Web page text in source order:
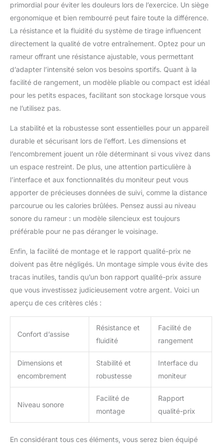
une longueur de 162 cm,
ce rameur DMASUN est
conçu pour accueillir des
utilisateurs mesurant
jusqu'à 195 cm. Grâce
aux roues de transport
intégrées à l'avant, il se
déplace facilement d'une
pièce à l'autre sans
effort. Lorsque vous
verticalement pour
économiser de l'espace,
se glissant aisément
dans un coin ou contre
un mur. Une solution
rangement pratique et
peu encombrant dans
les espaces restreints.
✅【INSTALLATION
RAPIDE ET UTILISATION
SIMPLIFIÉE】Avec 75 %
préassemblés, le rameur
DMASUN est prêt à être
utilisé en moins de 30
votre entraînement
rapidement. Grâce à un
manuel détaillé et des
outils inclus, tout
utilisateur, même novice,
facilement et sans
difficulté. ✅【SERVICE
CLIENT ET GARANTIE
FIABLE】DMASUN se
distingue par son
pouvez ainsi suivre vos
progrès, vous fixer des
objectifs et participer à des
programmes d'entraînement
motivation et vos performances.
smartphone et votre iPad dans
le support pour profiter de
vidéos ou de musique tout en
utilisant le rameur.
【Assemblage et rangement
faciles】: Nous avons simplifié
domestique ; la plupart des
l'assembler en 20 minutes.
encombrement, le rameur
économise 70 % d'espace de
rangement lorsqu'il est rangé à
la verticale. Équipé de roulettes
pour un déplacement sans
l'installer dans votre espace
souci】: Nous garantissons à
nos clients un remplacement
des composants pendant 12
mois. N'hésitez pas à nous
contacter pour toute question
CONTACTEZ-NOUS :
Amazon > Retrouvez vos
commandes > Cliquez sur le
vendeur > Cliquez sur « Poser
une question ».
pendant l'aviron. La pédale antidérapante élargie soutient
fermement chaque pas, et le coussin ergonomique et moelleux
vous assure un confort optimal même après une longue
applications comme Kinomap et FS. Ces technologies
intelligentes vous offrent des possibilités d'entraînement
interactives directement chez vous. Suivez vos progrès en
temps réel et améliorez votre expérience d'entraînement grâce
à des séances virtuelles interactives, des compétitions et des
défis personnalisés. Dripex s'engage à fournir à ses clients
offrons une-garantie d'un an et une politique de retour
inconditionnelle. Si vous avez des questions, n'hésitez pas à
nous contacter. Notre équipe dédiée au service clientèle est
primordial pour éviter les douleurs lors de l’exercice. Un siège
ergonomique et bien rembourré peut faire toute la différence.
La résistance et la fluidité du système de tirage influencent
directement la qualité de votre entraînement. Optez pour un
rameur offrant une résistance ajustable, vous permettant
d’adapter l’intensité selon vos besoins sportifs. Quant à la
facilité de rangement, un modèle pliable ou compact est idéal
pour les petits espaces, facilitant son stockage lorsque vous
ne l’utilisez pas.
La stabilité et la robustesse sont essentielles pour un appareil
durable et sécurisant lors de l’effort. Les dimensions et
l’encombrement jouent un rôle déterminant si vous vivez dans
un espace restreint. De plus, une attention particulière à
l’interface et aux fonctionnalités du moniteur peut vous
apporter de précieuses données de suivi, comme la distance
parcourue ou les calories brûlées. Pensez aussi au niveau
sonore du rameur : un modèle silencieux est toujours
préférable pour ne pas déranger le voisinage.
Enfin, la facilité de montage et le rapport qualité-prix ne
doivent pas être négligés. Un montage simple vous évite des
tracas inutiles, tandis qu’un bon rapport qualité-prix assure
que vous investissez judicieusement votre argent. Voici un
aperçu de ces critères clés :
Confort d’assise
Résistance et
fluidité
Facilité de
rangement
Dimensions et
encombrement
Stabilité et
robustesse
Interface du
moniteur
Niveau sonore
Facilité de
montage
Rapport
qualité-prix
En considérant tous ces éléments, vous serez bien équipé